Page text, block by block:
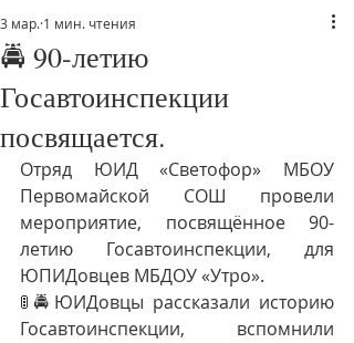
🚔 90-летию
Госавтоинспекции
посвящается.
3 мар. 1 мин. чтения
Отряд ЮИД «Светофор» МБОУ
Первомайской СОШ провели
мероприятие, посвящённое 90-
летию Госавтоинспекции, для
ЮПИДовцев МБДОУ «Утро».
🚦🚔ЮИДовцы рассказали историю
Госавтоинспекции, вспомнили